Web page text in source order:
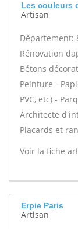
Les couleurs
Artisan
Département:
Rénovation
Bétons
Peinture -
PVC, etc) -
Architecte
Placards et
Voir la fiche
Erpie Paris
Artisan